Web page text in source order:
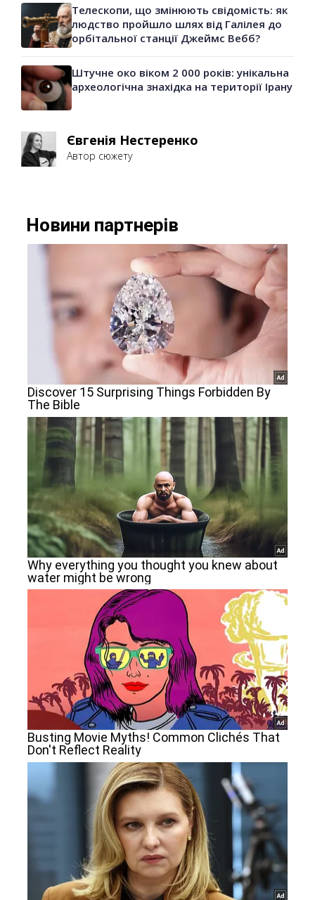
Телескопи, що змінюють свідомість: як
людство пройшло шлях від Галілея до
орбітальної станції Джеймс Вебб?
Штучне око віком 2 000 років: унікальна
археологічна знахідка на території Ірану
Євгенія Нестеренко
Автор сюжету